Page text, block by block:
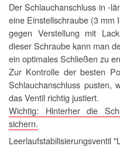
Der Schlauchanschluss in -
eine Einstellschraube (3 mm
gegen Verstellung mit
dieser Schraube kann man
ein optimales Schließen zu
Zur Kontrolle der besten
Schlauchanschluss pusten,
das Ventil richtig justiert.
Wichtig: Hinterher die
sichern.
Leerlaufstabilisierungsventil